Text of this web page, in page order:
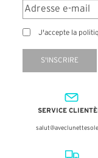
J'accepte la
S'INSCRIRE
SERVICE